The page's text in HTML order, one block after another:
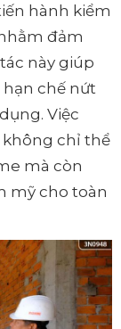
hành kiểm
đảm
này giúp
chế nứt
Việc
chỉ thể
mà còn
mỹ cho toàn